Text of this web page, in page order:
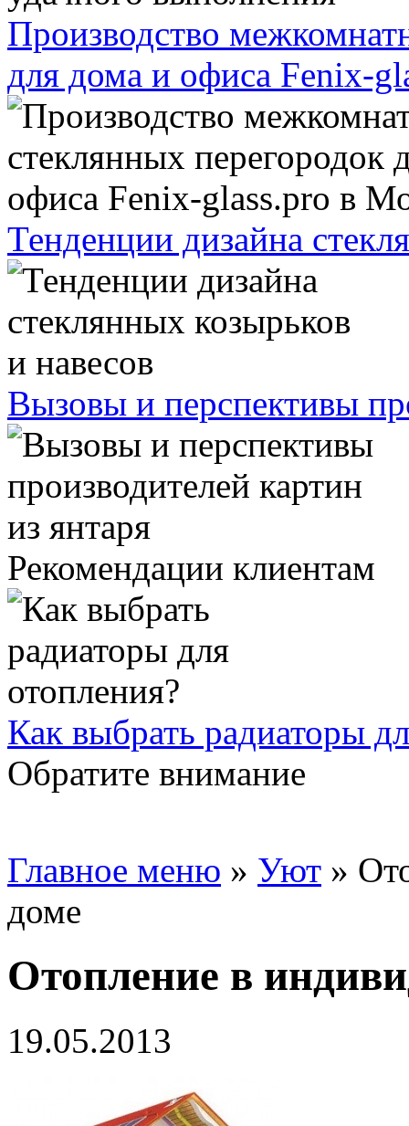
Производство
для дома и офиса Fenix-
Тенденции дизайна
Вызовы и перспективы
Рекомендации клиентам
Как выбрать радиаторы
Обратите внимание
Главное меню » Уют »
доме
Отопление в
19.05.2013